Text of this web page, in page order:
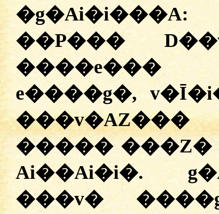
��P���
����e���
e����g�,
����� ���Z�
Ai��Ai�i�.
���v�